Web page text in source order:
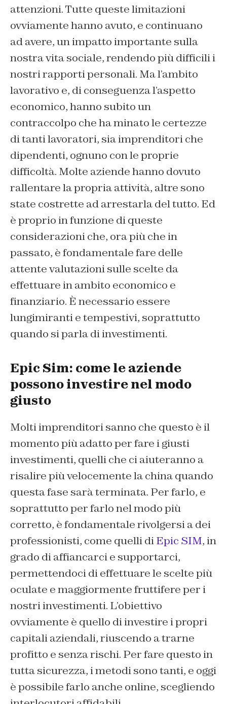
attenzioni. Tutte queste limitazioni
ovviamente hanno avuto, e continuano
ad avere, un impatto importante sulla
nostra vita sociale, rendendo più difficili i
nostri rapporti personali. Ma l’ambito
lavorativo e, di conseguenza l’aspetto
economico, hanno subito un
contraccolpo che ha minato le certezze
di tanti lavoratori, sia imprenditori che
dipendenti, ognuno con le proprie
difficoltà. Molte aziende hanno dovuto
rallentare la propria attività, altre sono
state costrette ad arrestarla del tutto. Ed
è proprio in funzione di queste
considerazioni che, ora più che in
passato, è fondamentale fare delle
attente valutazioni sulle scelte da
effettuare in ambito economico e
finanziario. È necessario essere
lungimiranti e tempestivi, soprattutto
quando si parla di investimenti.
Epic Sim: come le aziende
possono investire nel modo
giusto
Molti imprenditori sanno che questo è il
momento più adatto per fare i giusti
investimenti, quelli che ci aiuteranno a
risalire più velocemente la china quando
questa fase sarà terminata. Per farlo, e
soprattutto per farlo nel modo più
corretto, è fondamentale rivolgersi a dei
professionisti, come quelli diEpic SIM, in
grado di affiancarci e supportarci,
permettendoci di effettuare le scelte più
oculate e maggiormente fruttifere per i
nostri investimenti. L’obiettivo
ovviamente è quello di investire i propri
capitali aziendali, riuscendo a trarne
profitto e senza rischi. Per fare questo in
tutta sicurezza, i metodi sono tanti, e oggi
è possibile farlo anche online, scegliendo